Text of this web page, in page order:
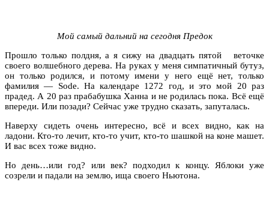
Мой самый дальний на сегодня Предок
Прошло только полдня, а я сижу на двадцать пятой веточке
своего волшебного дерева. На руках у меня симпатичный бутуз,
он только родился, и потому имени у него ещё нет, только
фамилия — Sode. На календаре 1272 год, и это мой 20 раз
прадед. А 20 раз прабабушка Ханна и не родилась пока. Всё ещё
впереди. Или позади? Сейчас уже трудно сказать, запуталась.
Наверху сидеть очень интересно, всё и всех видно, как на
ладони. Кто-то лечит, кто-то учит, кто-то шашкой на коне машет.
И вас всех тоже видно.
Но день…или год? или век? подходил к концу. Яблоки уже
созрели и падали на землю, ища своего Ньютона.